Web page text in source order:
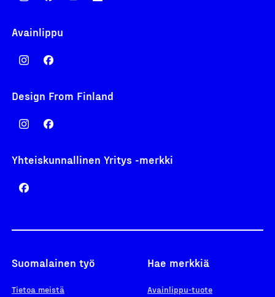
Avainlippu
Design From Finland
Yhteiskunnallinen Yritys -merkki
Suomalainen työ
Tietoa meistä
Hae merkkiä
Avainlippu-tuote